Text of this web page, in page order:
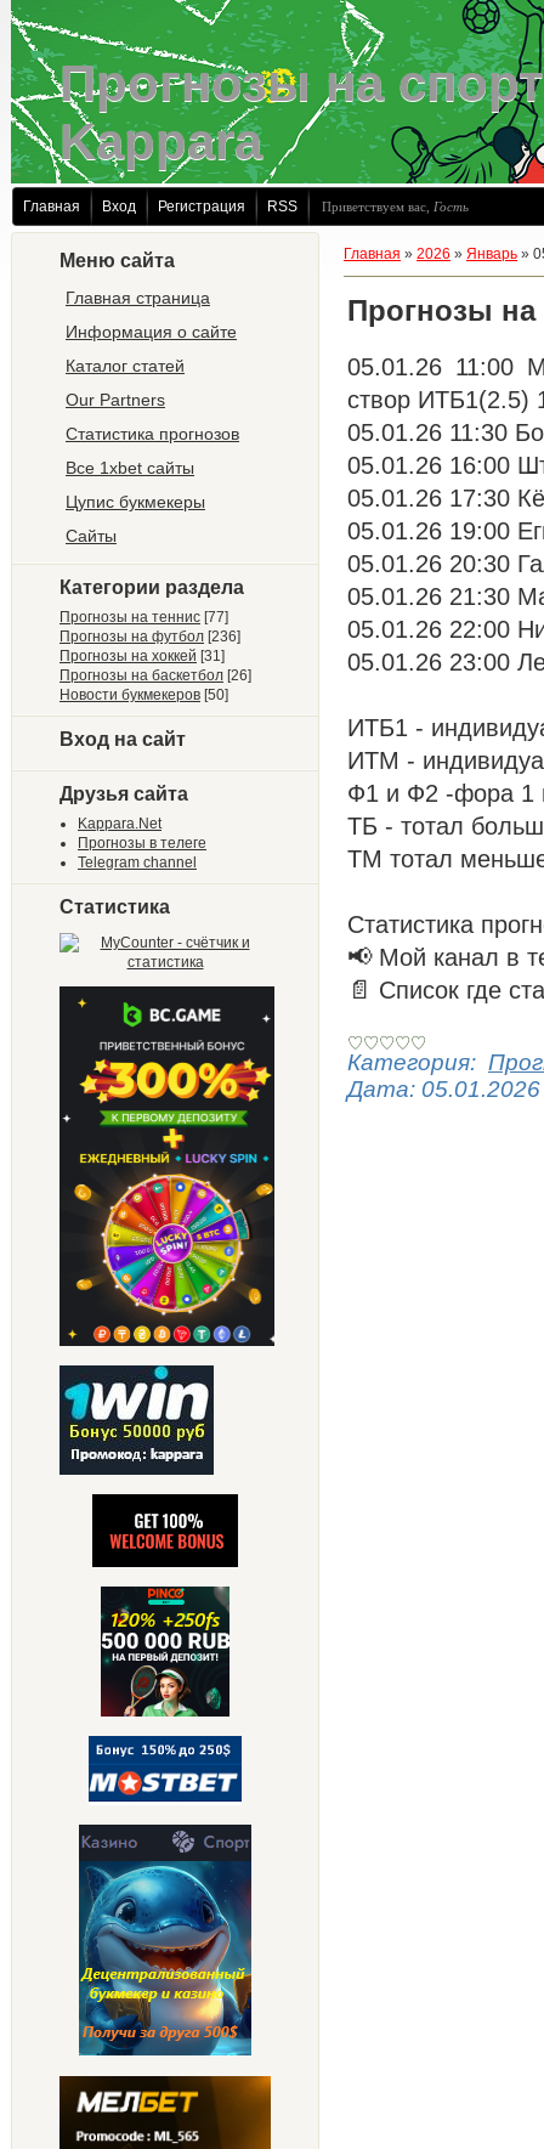
Прогнозы на
Kappara
Главная Вход Регистрация RSS Приветствуем вас Гость
Меню сайта
Главная страница
Информация о сайте
Каталог статей
Our Partners
Статистика прогнозов
Все 1xbet сайты
Цупис букмекеры
Сайты
Категории раздела
Прогнозы на теннис [77]
Прогнозы на футбол [236]
Прогнозы на хоккей [31]
Прогнозы на баскетбол [26]
Новости букмекеров [50]
Вход на сайт
Друзья сайта
Kappara.Net
Прогнозы в телеге
Telegram channel
Статистика
Главная » 2026 » Январь »
Прогнозы на
05.01.26 11:00
створ ИТБ1(2.5)
05.01.26 11:30
05.01.26 16:00
05.01.26 17:30
05.01.26 19:00
05.01.26 20:30
05.01.26 21:30
05.01.26 22:00
05.01.26 23:00
ИТБ1 -
ИТМ -
Ф1 и Ф2 -фора 1
ТБ - тотал
ТМ тотал
Статистика
📢 Мой канал в
📄 Список где
Категория:
Дата: 05.01.2026